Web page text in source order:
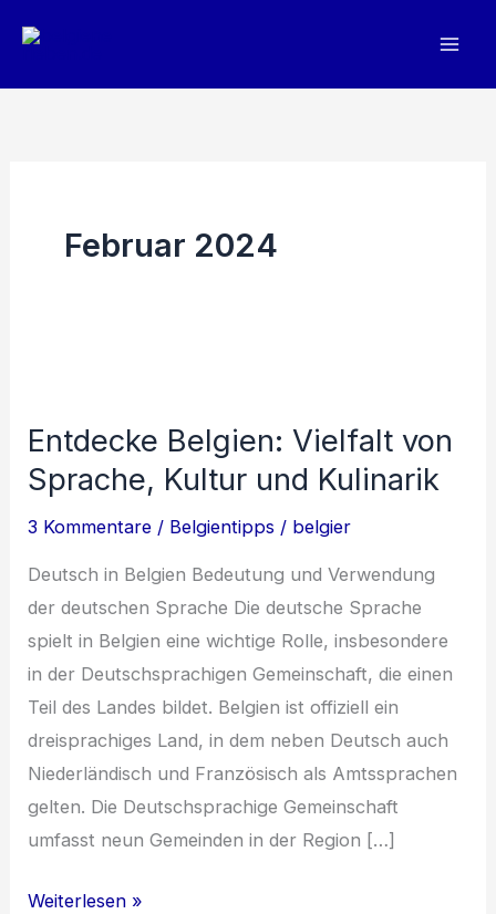
Inhalt
Februar 2024
Entdecke Belgien: Vielfalt von
Sprache, Kultur und Kulinarik
3 Kommentare / Belgientipps / belgier
Deutsch in Belgien Bedeutung und Verwendung
der deutschen Sprache Die deutsche Sprache
spielt in Belgien eine wichtige Rolle, insbesondere
in der Deutschsprachigen Gemeinschaft, die einen
Teil des Landes bildet. Belgien ist offiziell ein
dreisprachiges Land, in dem neben Deutsch auch
Niederländisch und Französisch als Amtssprachen
gelten. Die Deutschsprachige Gemeinschaft
umfasst neun Gemeinden in der Region […]
Entdecke
Weiterlesen »